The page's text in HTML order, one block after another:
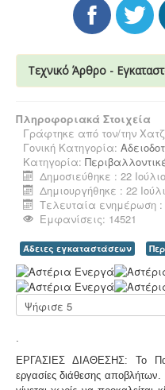
μετά από την έκδοση
εκδίδεται μετά από
περιβαλλοντικής
συλλογής και
περιβαλλοντικής
Άδεια
αδειοδοτούνται ως
προαπαιτούμενη
οποία συνοδεύεται
επικίνδυνων αποβλήτων
της σχετικής άδειας.
την έγκριση της
Τεχνικό Άρθρο -
Πληροφοριακά Στοιχεία
Γράφτηκε από τον/την
Γονική Κατηγορία:
Κατηγορία:
Δημοσιεύθηκε : 22
Δημιουργήθηκε : 22
Τελευταία ενημέρωση :
Εμφανίσεις: 14521
Άδειες εγκαταστάσεων
Α
ξ
ι
ο
ό
γ
η
σ
Παρακαλώ
αξιολογήστε
.
ΕΡΓΑΣΙΕΣ ΔΙΑΘΕΣΗΣ: Το
εργασίες διάθεσης